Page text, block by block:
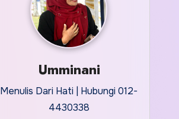
Umminani
Menulis Dari Hati | Hubungi 012-
4430338